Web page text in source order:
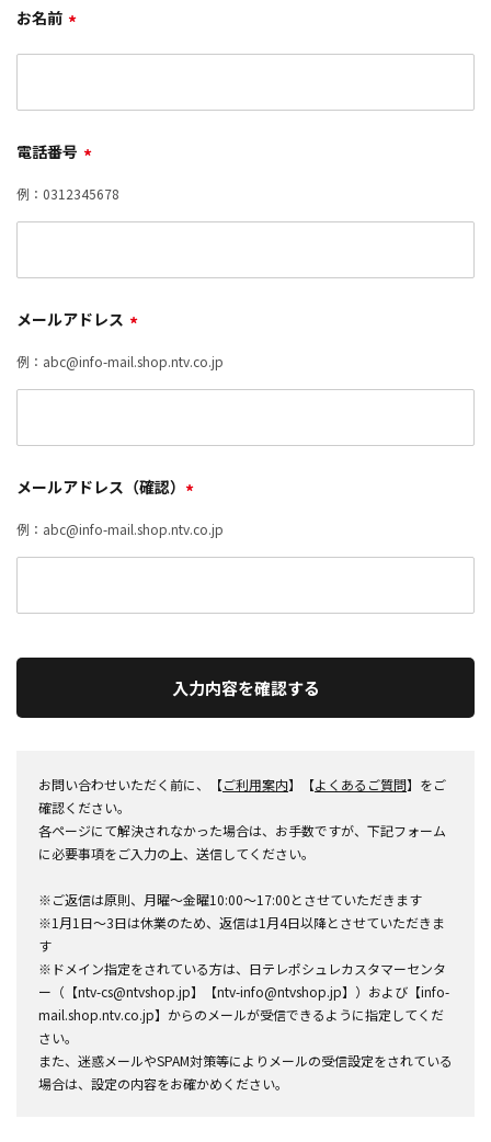
お名前 *
電話番号 *
例：0312345678
メールアドレス *
例：abc@info-mail.shop.ntv.co.jp
メールアドレス（確認） *
例：abc@info-mail.shop.ntv.co.jp
入力内容を確認する
お問い合わせいただく前に、【ご利用案内】【よくあるご質問】をご
確認ください。
各ページにて解決されなかった場合は、お手数ですが、下記フォーム
に必要事項をご入力の上、送信してください。
※ご返信は原則、月曜～金曜10:00～17:00とさせていただきます
※1月1日～3日は休業のため、返信は1月4日以降とさせていただきま
す
※ドメイン指定をされている方は、日テレポシュレカスタマーセンタ
ー（【ntv-cs@ntvshop.jp】【ntv-info@ntvshop.jp】）および【info-
mail.shop.ntv.co.jp】からのメールが受信できるように指定してくだ
さい。
また、迷惑メールやSPAM対策等によりメールの受信設定をされている
場合は、設定の内容をお確かめください。